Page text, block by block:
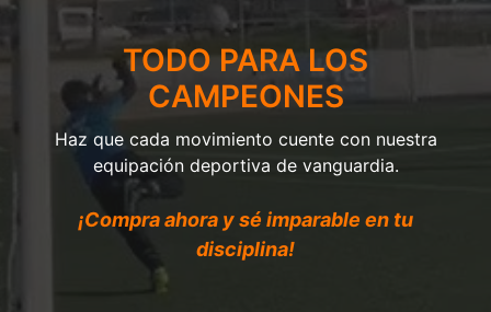
TODO PARA LOS
CAMPEONES
Haz que cada movimiento cuente con nuestra
equipación deportiva de vanguardia.
¡Compra ahora y sé imparable en tu
disciplina!